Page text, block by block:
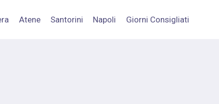
Atene Santorini Napoli Giorni Consigliati